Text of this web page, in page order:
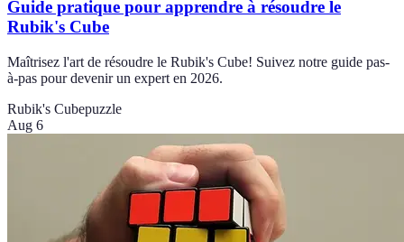
Guide pratique pour apprendre à résoudre le
Rubik's Cube
Maîtrisez l'art de résoudre le Rubik's Cube! Suivez notre guide pas-
à-pas pour devenir un expert en 2026.
Rubik's Cubepuzzle
Aug 6